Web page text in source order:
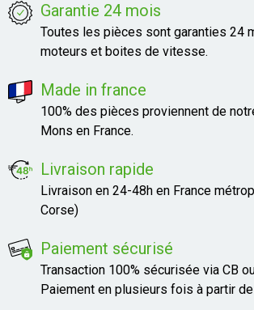
Garantie 24 mois
Toutes les pièces sont garanties 24
moteurs et boites de vitesse.
Made in france
100% des pièces proviennent de
Mons en France.
Livraison rapide
Livraison en 24-48h en France
Corse)
Paiement sécurisé
Transaction 100% sécurisée via CB
Paiement en plusieurs fois à partir